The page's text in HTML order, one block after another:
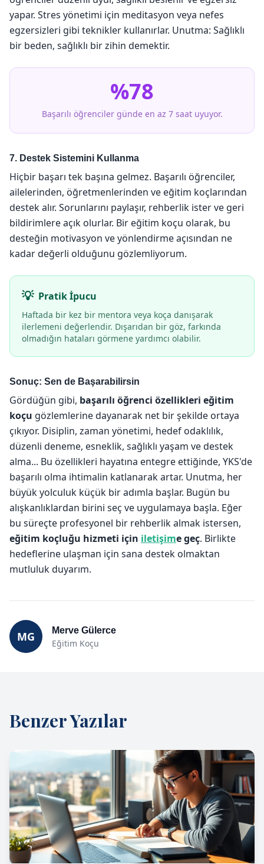
yapar. Stres yönetimi için meditasyon veya nefes
egzersizleri gibi teknikler kullanırlar. Unutma: Sağlıklı
bir beden, sağlıklı bir zihin demektir.
%78
Başarılı öğrenciler günde en az 7 saat uyuyor.
7. Destek Sistemini Kullanma
Hiçbir başarı tek başına gelmez. Başarılı öğrenciler,
ailelerinden, öğretmenlerinden ve eğitim koçlarından
destek alır. Sorunlarını paylaşır, rehberlik ister ve geri
bildirimlere açık olurlar. Bir eğitim koçu olarak, bu
desteğin motivasyon ve yönlendirme açısından ne
kadar değerli olduğunu gözlemliyorum.
Pratik İpucu
Haftada bir kez bir mentora veya koça danışarak
ilerlemeni değerlendir. Dışarıdan bir göz, farkında
olmadığın hataları görmene yardımcı olabilir.
Sonuç: Sen de Başarabilirsin
Gördüğün gibi, başarılı öğrenci özellikleri eğitim
koçu gözlemlerine dayanarak net bir şekilde ortaya
çıkıyor. Disiplin, zaman yönetimi, hedef odaklılık,
düzenli deneme, esneklik, sağlıklı yaşam ve destek
alma... Bu özellikleri hayatına entegre ettiğinde, YKS'de
başarılı olma ihtimalin katlanarak artar. Unutma, her
büyük yolculuk küçük bir adımla başlar. Bugün bu
alışkanlıklardan birini seç ve uygulamaya başla. Eğer
bu süreçte profesyonel bir rehberlik almak istersen,
eğitim koçluğu hizmeti için iletişime geç. Birlikte
hedeflerine ulaşman için sana destek olmaktan
mutluluk duyarım.
MG Merve Gülerce
Eğitim Koçu
Benzer Yazılar